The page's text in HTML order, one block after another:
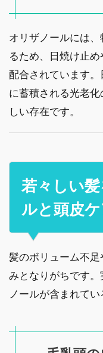
オリザノールには
るため、日焼け止
配合されています
に蓄積される光老
しい存在です。
若々しい
ルと頭皮
髪のボリューム不
みとなりがちです
ノールが含まれて